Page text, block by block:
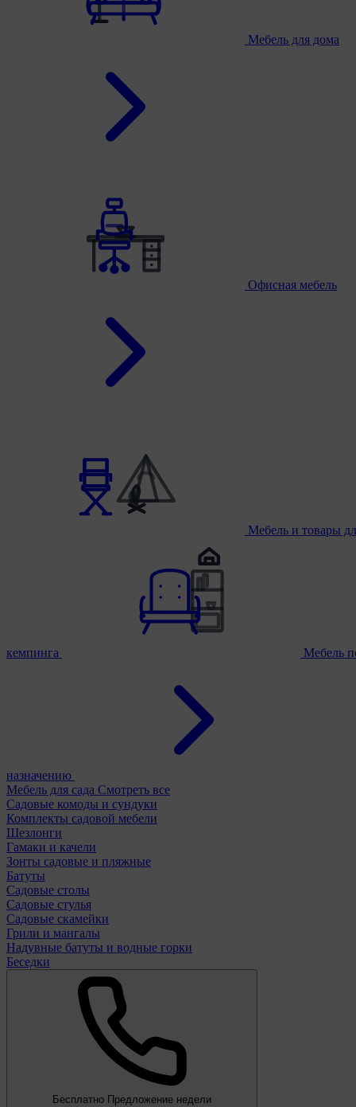
Мебель для дома
Офисная мебель
Мебель и товары
кемпинга Мебель
назначению
Мебель для сада Смотреть все
Садовые комоды и сундуки
Комплекты садовой мебели
Шезлонги
Гамаки и качели
Зонты садовые и пляжные
Батуты
Садовые столы
Садовые стулья
Садовые скамейки
Грили и мангалы
Надувные батуты и водные горки
Беседки
Бесплатно Предложение недели